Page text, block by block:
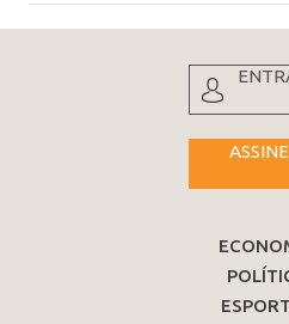
ASSINE